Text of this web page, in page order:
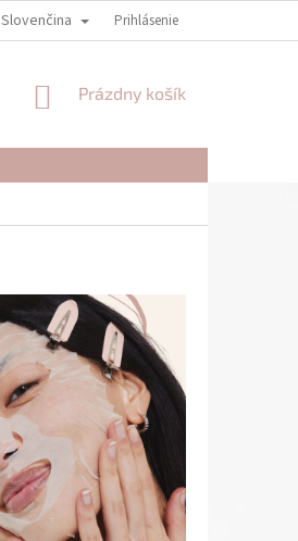
REKLAMAČNÉ PODMIENKY
Slovenčina Prihlásenie
NÁKUPNÝ
Prázdny košík